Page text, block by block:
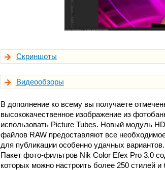
Скриншоты
Видеообзоры
В дополнение ко всему вы получаете
высококачественное изображение из
использовать Picture Tubes. Новый модуль
файлов RAW предоставляют все
для публикации особенно удачных вариантов.
Пакет фото-фильтров Nik Color Efex Pro 3.0
которых можно настроить более 250 стилей